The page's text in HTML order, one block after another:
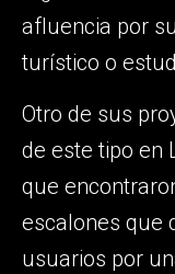
afluencia por
turístico o
Otro de sus
de este tipo en
que
escalones que
usuarios por